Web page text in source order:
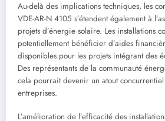
Au-delà des implications techniques, les
VDE-AR-N 4105 s’étendent également à
projets d’énergie solaire. Les installations
potentiellement bénéficier d’aides
disponibles pour les projets intégrant des
Des représentants de la communauté
cela pourrait devenir un atout
entreprises.
L’amélioration de l’efficacité des